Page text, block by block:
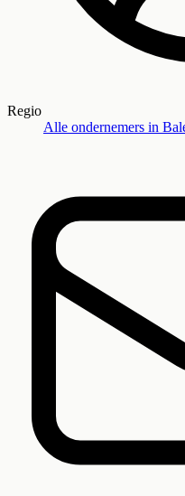
Regio
Alle ondernemers in